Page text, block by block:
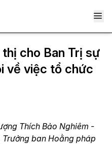
cho Ban Trị sự
về việc tổ chức
Thích Bảo Nghiêm -
ban Hoằng pháp